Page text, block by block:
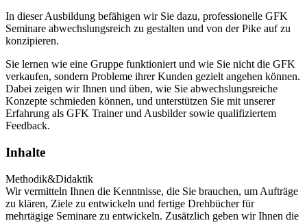
In dieser Ausbildung befähigen wir Sie dazu, professionelle GFK
Seminare abwechslungsreich zu gestalten und von der Pike auf zu
konzipieren.
Sie lernen wie eine Gruppe funktioniert und wie Sie nicht die GFK
verkaufen, sondern Probleme ihrer Kunden gezielt angehen können.
Dabei zeigen wir Ihnen und üben, wie Sie abwechslungsreiche
Konzepte schmieden können, und unterstützen Sie mit unserer
Erfahrung als GFK Trainer und Ausbilder sowie qualifiziertem
Feedback.
Inhalte
Methodik&Didaktik
Wir vermitteln Ihnen die Kenntnisse, die Sie brauchen, um Aufträge
zu klären, Ziele zu entwickeln und fertige Drehbücher für
mehrtägige Seminare zu entwickeln. Zusätzlich geben wir Ihnen die